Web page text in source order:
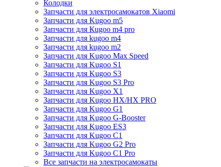
Колодки
Запчасти для электросамокатов Xiaomi
Запчасти для Kugoo m5
Запчасти для Кugoo m4 pro
Запчасти для kugoo m4
Запчасти для kugoo m2
Запчасти для Kugoo Max Speed
Запчасти для Kugoo S1
Запчасти для Kugoo S3
Запчасти для Kugoo S3 Pro
Запчасти для Kugoo X1
Запчасти для Kugoo HX/HX PRO
Запчасти для Kugoo G1
Запчасти для Kugoo G-Booster
Запчасти для Kugoo ES3
Запчасти для Kugoo C1
Запчасти для Kugoo G2 Pro
Запчасти для Kugoo C1 Pro
Все запчасти на электросамокаты